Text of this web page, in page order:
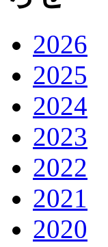
2026
2025
2024
2023
2022
2021
2020